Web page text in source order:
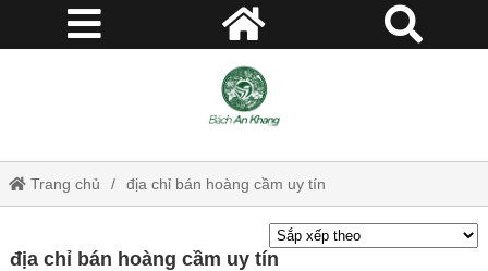
Trang chủ địa chỉ bán hoàng cầm uy tín
địa chỉ bán hoàng cầm uy tín